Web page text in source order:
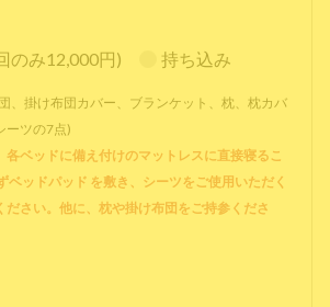
のみ12,000円) 持ち込み
、掛け布団カバー、ブランケット、枕、枕カバ
ーツの7点)
各ベッドに備え付けのマットレスに直接寝るこ
ベッドパッド を敷き、シーツをご使用いただく
ださい。他に、枕や掛け布団をご持参くださ